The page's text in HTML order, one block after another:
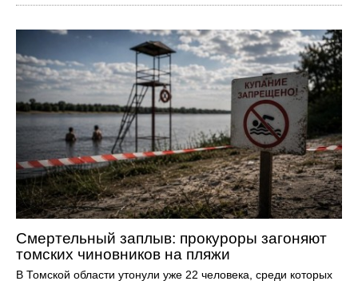
Смертельный заплыв: прокуроры загоняют
томских чиновников на пляжи
В Томской области утонули уже 22 человека, среди которых